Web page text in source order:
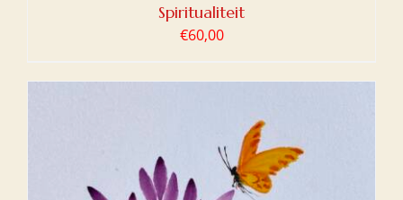
Spiritualiteit
€60,00